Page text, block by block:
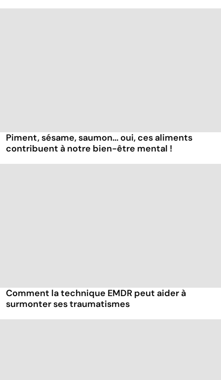
Piment, sésame, saumon... oui, ces aliments
contribuent à notre bien-être mental !
Comment la technique EMDR peut aider à
surmonter ses traumatismes